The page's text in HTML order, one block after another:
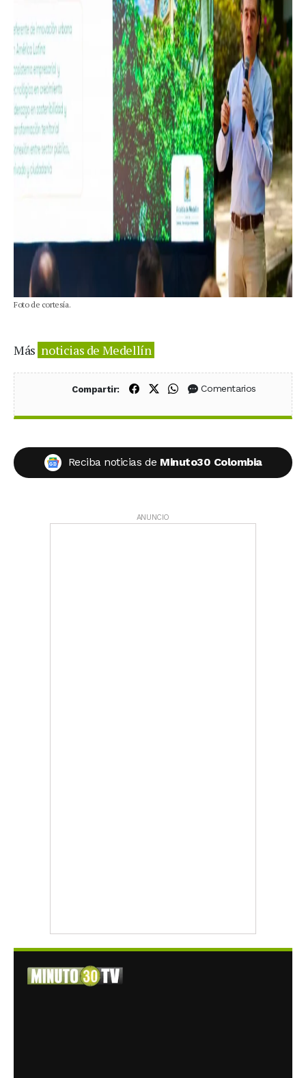
Foto de cortesía.
Más noticias de Medellín
Compartir: Compartir en Facebook
Compartir en X (Twitter)
Compartir en WhatsApp
Comentarios
Reciba noticias de Minuto30 Colombia
ANUNCIO